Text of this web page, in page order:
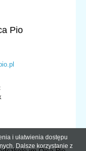
Pio
i ułatwienia dostępu
Dalsze korzystanie z